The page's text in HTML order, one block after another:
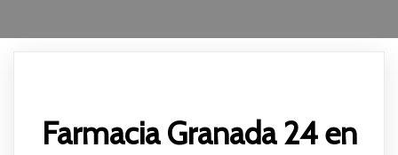
Farmacia Granada 24 en